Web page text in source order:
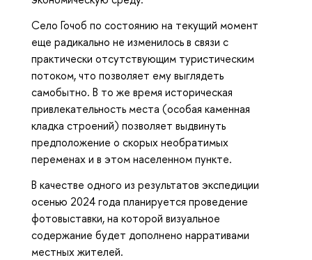
Село Гочоб по состоянию на текущий момент
еще радикально не изменилось в связи с
практически отсутствующим туристическим
потоком, что позволяет ему выглядеть
самобытно. В то же время историческая
привлекательность места (особая каменная
кладка строений) позволяет выдвинуть
предположение о скорых необратимых
переменах и в этом населенном пункте.
В качестве одного из результатов экспедиции
осенью 2024 года планируется проведение
фотовыставки, на которой визуальное
содержание будет дополнено нарративами
местных жителей.